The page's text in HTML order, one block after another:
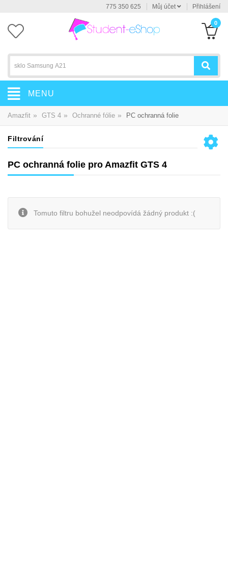
775 350 625 Můj účet Přihlášení
0
MENU
Amazfit » GTS 4 » Ochranné fólie » PC ochranná folie
Filtrování
PC ochranná folie pro Amazfit GTS 4
Tomuto filtru bohužel neodpovídá žádný produkt :(